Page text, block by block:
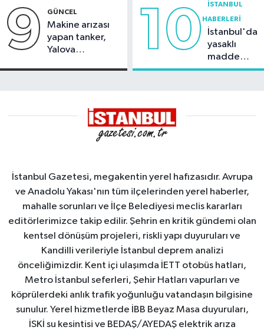
9 GÜNCEL
Makine arızası
yapan tanker,
Yalova
10 İSTANBUL
HABERLERI
İstanbul'da
yasaklı
madde
operasyonu
İstanbul Gazetesi, megakentin yerel hafızasıdır. Avrupa
ve Anadolu Yakası'nın tüm ilçelerinden yerel haberler,
mahalle sorunları ve İlçe Belediyesi meclis kararları
editörlerimizce takip edilir. Şehrin en kritik gündemi olan
kentsel dönüşüm projeleri, riskli yapı duyuruları ve
Kandilli verileriyle İstanbul deprem analizi
önceliğimizdir. Kent içi ulaşımda İETT otobüs hatları,
Metro İstanbul seferleri, Şehir Hatları vapurları ve
köprülerdeki anlık trafik yoğunluğu vatandaşın bilgisine
sunulur. Yerel hizmetlerde İBB Beyaz Masa duyuruları,
İSKİ su kesintisi ve BEDAŞ/AYEDAŞ elektrik arıza